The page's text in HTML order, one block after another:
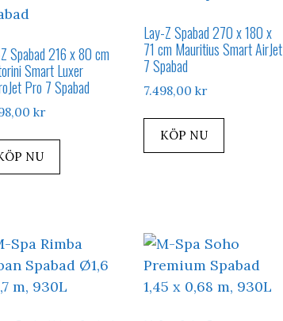
Spabad 216 x 80 cm
Smart Luxer
Pro 7 Spabad
kr
NU
Lay-Z Spabad 270 x 180 x
71 cm Mauritius Smart AirJet
7 Spabad
7.498,00 kr
KÖP NU